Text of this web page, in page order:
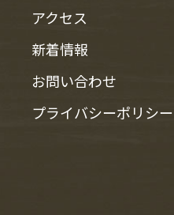
アクセス
新着情報
お問い合わせ
プライバシーポリシー